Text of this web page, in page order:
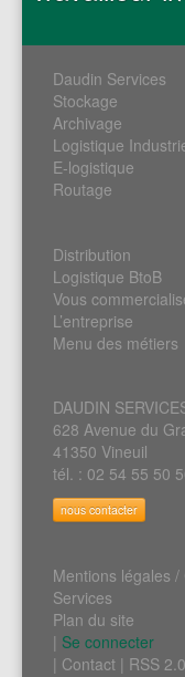
Daudin Services
Stockage
Archivage
Logistique
E-logistique
Routage
Distribution
Logistique BtoB
Vous
L’entreprise
Menu des métiers
DAUDIN
628 Avenue du
41350 Vineuil
tél. : 02 54 55 50
nous contacter
Mentions légales /
Services
Plan du site
| Se connecter
| Contact| RSS 2.0